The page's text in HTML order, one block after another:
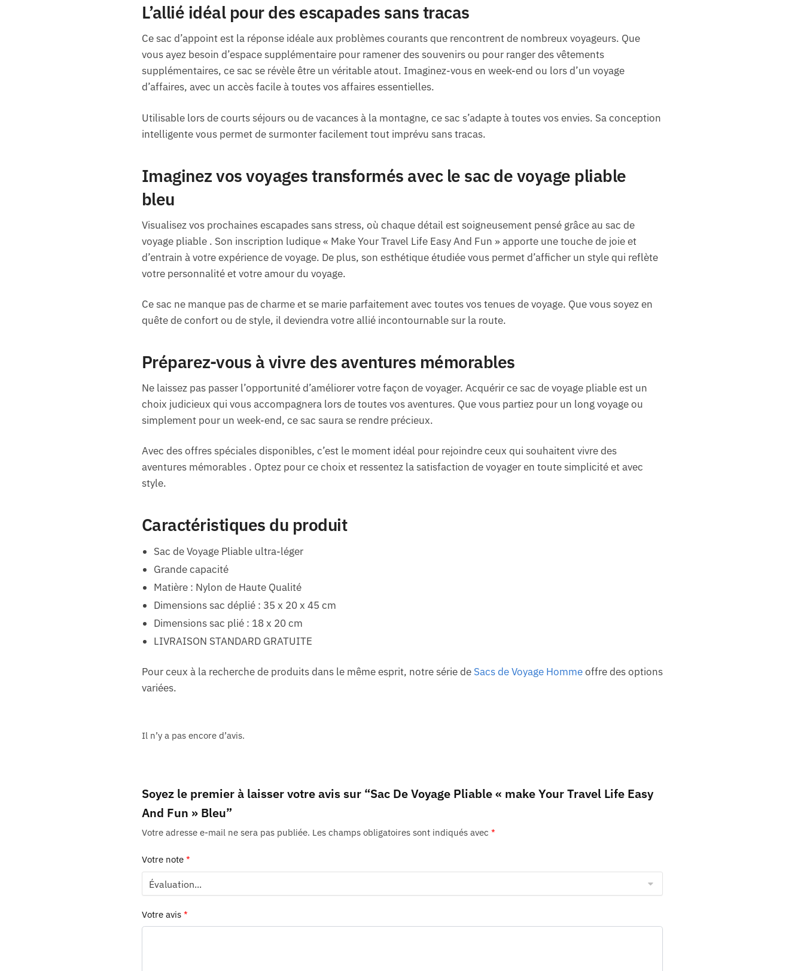
L’allié idéal pour des escapades sans tracas
Ce sac d’appoint est la réponse idéale aux problèmes courants que rencontrent de nombreux voyageurs. Que
vous ayez besoin d’espace supplémentaire pour ramener des souvenirs ou pour ranger des vêtements
supplémentaires, ce sac se révèle être un véritable atout. Imaginez-vous en week-end ou lors d’un voyage
d’affaires, avec un accès facile à toutes vos affaires essentielles.
Utilisable lors de courts séjours ou de vacances à la montagne, ce sac s’adapte à toutes vos envies. Sa conception
intelligente vous permet de surmonter facilement tout imprévu sans tracas.
Imaginez vos voyages transformés avec le sac de voyage pliable
bleu
Visualisez vos prochaines escapades sans stress, où chaque détail est soigneusement pensé grâce au sac de
voyage pliable . Son inscription ludique « Make Your Travel Life Easy And Fun » apporte une touche de joie et
d’entrain à votre expérience de voyage. De plus, son esthétique étudiée vous permet d’afficher un style qui reflète
votre personnalité et votre amour du voyage.
Ce sac ne manque pas de charme et se marie parfaitement avec toutes vos tenues de voyage. Que vous soyez en
quête de confort ou de style, il deviendra votre allié incontournable sur la route.
Préparez-vous à vivre des aventures mémorables
Ne laissez pas passer l’opportunité d’améliorer votre façon de voyager. Acquérir ce sac de voyage pliable est un
choix judicieux qui vous accompagnera lors de toutes vos aventures. Que vous partiez pour un long voyage ou
simplement pour un week-end, ce sac saura se rendre précieux.
Avec des offres spéciales disponibles, c’est le moment idéal pour rejoindre ceux qui souhaitent vivre des
aventures mémorables . Optez pour ce choix et ressentez la satisfaction de voyager en toute simplicité et avec
style.
Caractéristiques du produit
Sac de Voyage Pliable ultra-léger
Grande capacité
Matière : Nylon de Haute Qualité
Dimensions sac déplié : 35 x 20 x 45 cm
Dimensions sac plié : 18 x 20 cm
LIVRAISON STANDARD GRATUITE
Pour ceux à la recherche de produits dans le même esprit, notre série de Sacs de Voyage Hommeoffre des options
variées.
Il n’y a pas encore d’avis.
Soyez le premier à laisser votre avis sur “Sac De Voyage Pliable « make Your Travel Life Easy
And Fun » Bleu”
Votre adresse e-mail ne sera pas publiée. Les champs obligatoires sont indiqués avec *
Votre note *
Votre avis *